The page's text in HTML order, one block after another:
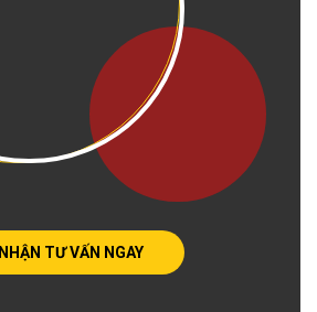
NHẬN TƯ VẤN NGAY